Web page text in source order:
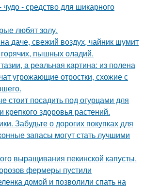
чудо - средство для шикарного
любят золу.
даче, свежий воздух, чайник шумит
горячих, пышных оладий.
а реальная картина: из полена
угрожающие отростки, схожие с
стоит посадить под огурцами для
крепкого здоровья растений.
Забудьте о дорогих покупках для
запасы могут стать лучшими
выращивания пекинской капусты.
фермеры пустили
домой и позволили спать на